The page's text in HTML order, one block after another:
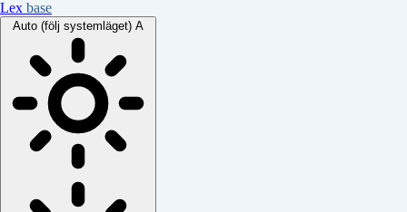
Lex base
Auto (följ systemläget) A